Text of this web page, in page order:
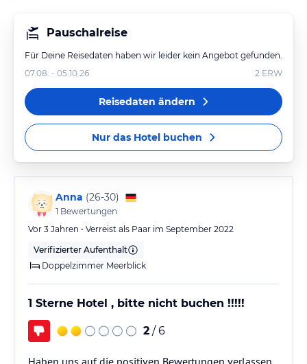
Pauschalreise
Für Deine Reisedaten haben wir leider kein Angebot gefunden.
07.08. - 05.10.26
2 ERW
Reisedaten ändern
Nur das Hotel buchen
Anna (26-30)
1 Bewertungen
Vor 3 Jahren • Verreist als Paar im September 2022
Verifizierter Aufenthalt
Doppelzimmer Meerblick
1 Sterne Hotel , bitte nicht buchen !!!!!
2 / 6
Haben uns auf die positiven Bewertungen verlassen.